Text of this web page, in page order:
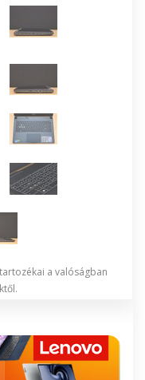
a valóságban